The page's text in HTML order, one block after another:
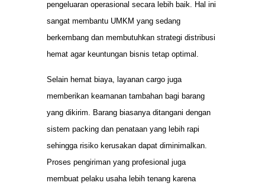
pengeluaran operasional secara lebih baik. Hal ini
sangat membantu UMKM yang sedang
berkembang dan membutuhkan strategi distribusi
hemat agar keuntungan bisnis tetap optimal.
Selain hemat biaya, layanan cargo juga
memberikan keamanan tambahan bagi barang
yang dikirim. Barang biasanya ditangani dengan
sistem packing dan penataan yang lebih rapi
sehingga risiko kerusakan dapat diminimalkan.
Proses pengiriman yang profesional juga
membuat pelaku usaha lebih tenang karena